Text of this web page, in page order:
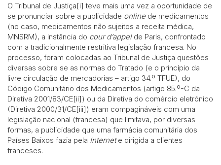
O Tribunal de Justiça[i] teve mais uma vez a oportunidade de
se pronunciar sobre a publicidade online de medicamentos
(no caso, medicamentos não sujeitos a receita médica,
MNSRM), a instância do cour d’appel de Paris, confrontado
com a tradicionalmente restritiva legislação francesa. No
processo, foram colocadas ao Tribunal de Justiça questões
diversas sobre se as normas do Tratado (e o princípio da
livre circulação de mercadorias – artigo 34.º TFUE), do
Código Comunitário dos Medicamentos (artigo 85.º-C da
Diretiva 2001/83/CE[ii]) ou da Diretiva do comércio eletrónico
(Diretiva 2000/31/CE[iii]) eram compagináveis com uma
legislação nacional (francesa) que limitava, por diversas
formas, a publicidade que uma farmácia comunitária dos
Países Baixos fazia pela Internete dirigida a clientes
franceses.